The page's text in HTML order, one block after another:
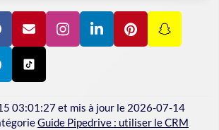
03:01:27et mis à jour le 2026-07-14
Guide Pipedrive : utiliser le CRM